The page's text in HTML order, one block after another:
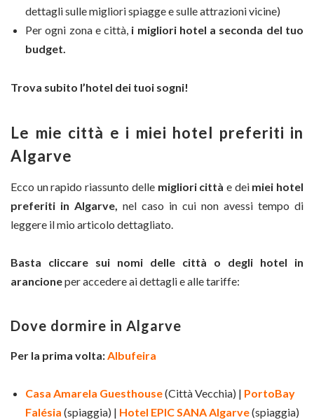
dettagli sulle migliori spiagge e sulle attrazioni vicine)
Per ogni zona e città, i migliori hotel a seconda del tuo
budget.
Trova subito l’hotel dei tuoi sogni!
Le mie città e i miei hotel preferiti in
Algarve
Ecco un rapido riassunto delle migliori città e dei miei hotel
preferiti in Algarve, nel caso in cui non avessi tempo di
leggere il mio articolo dettagliato.
Basta cliccare sui nomi delle città o degli hotel in
arancioneper accedere ai dettagli e alle tariffe:
Dove dormire in Algarve
Per la prima volta:Albufeira
Casa Amarela Guesthouse(Città Vecchia) | PortoBay
Falésia (spiaggia) | Hotel EPIC SANA Algarve(spiaggia)